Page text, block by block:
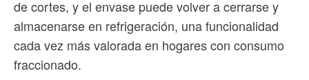
de cortes, y el envase puede volver a cerrarse y
almacenarse en refrigeración, una funcionalidad
cada vez más valorada en hogares con consumo
fraccionado.